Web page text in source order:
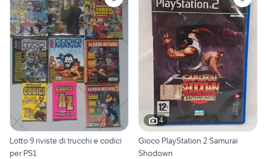
Lotto 9 riviste di trucchi e codici
per PS1
4
Gioco PlayStation 2 Samurai
Shodown